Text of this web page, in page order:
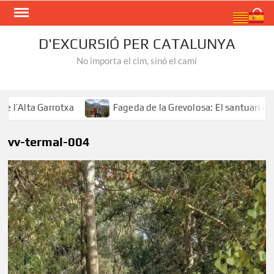
Skip
D'EXCURSIÓ PER CATALUNYA
No importa el cim, sinó el camí
Garrotxa Fageda de la Grevolosa: El santuari dels
vv-termal-004